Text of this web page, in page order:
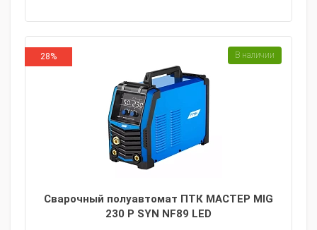
28%
Сварочный полуавтомат ПТК МАСТЕР MIG
230 P SYN NF89 LED
В наличии